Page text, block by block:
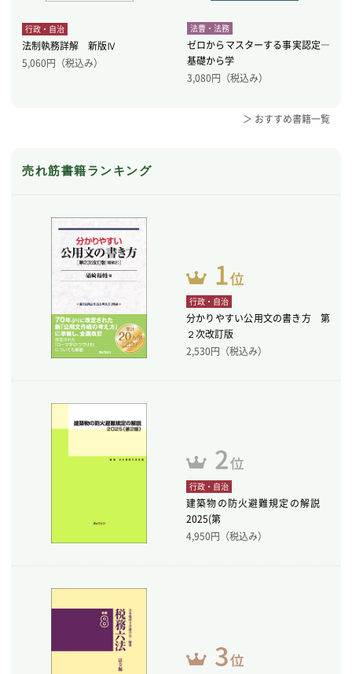
行政・自治
法制執務詳解 新版Ⅳ
5,060円（税込み）
法曹・法務
ゼロからマスターする事実認定―
基礎から学
3,080円（税込み）
＞ おすすめ書籍一覧
売れ筋書籍ランキング
行政・自治
分かりやすい公用文の書き方 第
２次改訂版
2,530円（税込み）
行政・自治
建築物の防火避難規定の解説
2025(第
4,950円（税込み）